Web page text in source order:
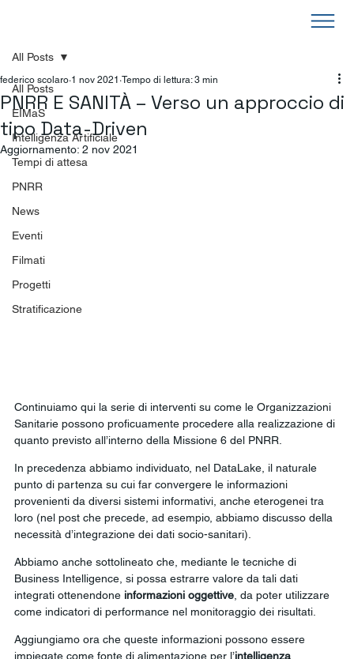
All Posts
EIMaS
Intelligenza Artificiale
Tempi di attesa
PNRR
News
Eventi
Filmati
Progetti
Stratificazione
All Posts
PNRR E SANITÀ – Verso un approccio di
tipo Data-Driven
federico scolaro 1 nov 2021 Tempo di lettura: 3 min
Aggiornamento: 2 nov 2021
Continuiamo qui la serie di interventi su come le Organizzazioni
Sanitarie possono proficuamente procedere alla realizzazione di
quanto previsto all’interno della Missione 6 del PNRR.
In precedenza abbiamo individuato, nel DataLake, il naturale
punto di partenza su cui far convergere le informazioni
provenienti da diversi sistemi informativi, anche eterogenei tra
loro (nel post che precede, ad esempio, abbiamo discusso della
necessità d’integrazione dei dati socio-sanitari).
Abbiamo anche sottolineato che, mediante le tecniche di
Business Intelligence, si possa estrarre valore da tali dati
integrati ottenendone informazioni oggettive, da poter utilizzare
come indicatori di performance nel monitoraggio dei risultati.
Aggiungiamo ora che queste informazioni possono essere
impiegate come fonte di alimentazione per l’intelligenza